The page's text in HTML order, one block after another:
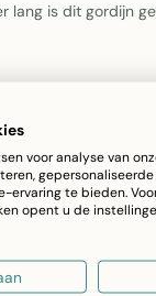
lang is dit gordijn
gram
met
150 cm x
voor analyse van
ervaring te bieden.
opent u de